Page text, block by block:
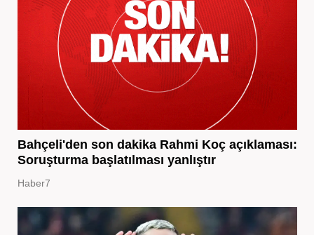
Bahçeli'den son dakika Rahmi Koç açıklaması:
Soruşturma başlatılması yanlıştır
Haber7